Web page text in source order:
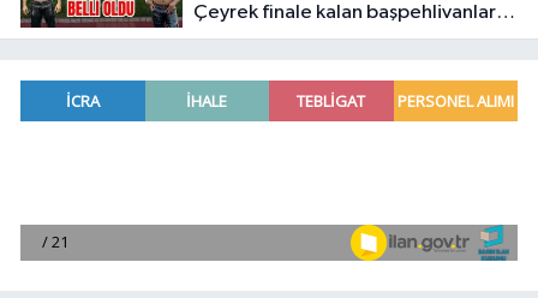
Çeyrek finale kalan başpehlivanlar
belli oldu